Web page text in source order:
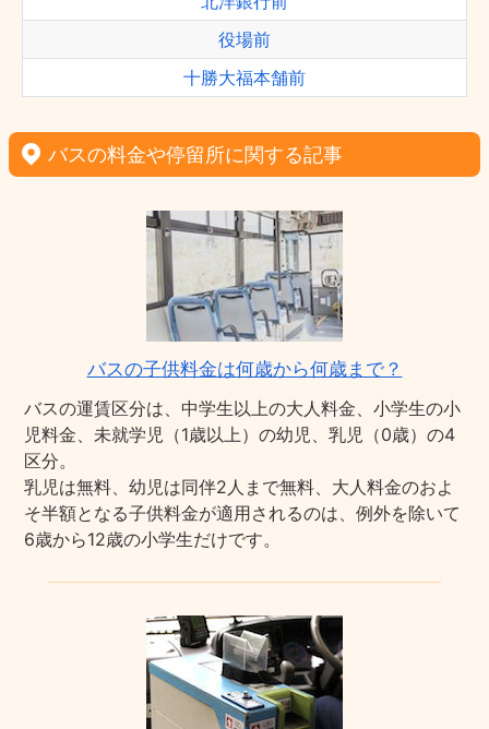
役場前
十勝大福本舗前
バスの料金や停留所に関する記事
バスの子供料金は何歳から何歳まで？
バスの運賃区分は、中学生以上の大人料金、小学生の小
児料金、未就学児（1歳以上）の幼児、乳児（0歳）の4
区分。
乳児は無料、幼児は同伴2人まで無料、大人料金のおよ
そ半額となる子供料金が適用されるのは、例外を除いて
6歳から12歳の小学生だけです。